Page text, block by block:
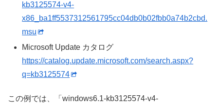
kb3125574-v4-
x86_ba1ff5537312561795cc04db0b02fbb0a74b2cbd.
msu
Microsoft Update カタログ
https://catalog.update.microsoft.com/search.aspx?
q=kb3125574
この例では、「windows6.1-kb3125574-v4-